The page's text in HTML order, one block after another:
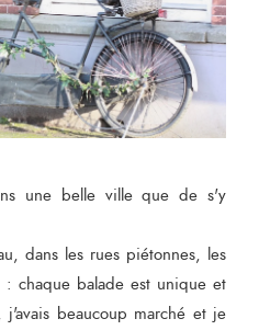
une belle ville que de s'y
dans les rues piétonnes, les
chaque balade est unique et
beaucoup marché et je